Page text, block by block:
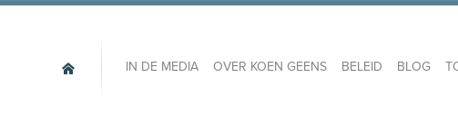
IN DE MEDIA OVER KOEN GEENS BELEID BLOG